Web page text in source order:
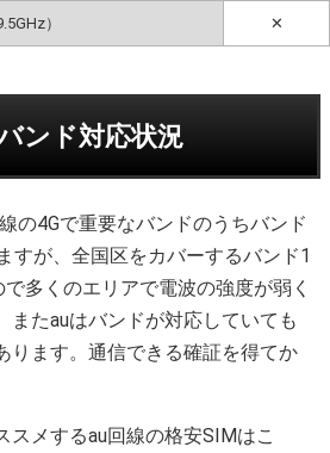
） ✕
ンド対応状況
の4Gで重要なバンドのうちバンド
すが、全国区をカバーするバンド1
多くのエリアで電波の強度が弱く
またauはバンドが対応していても
ります。通信できる確証を得てか
メするau回線の格安SIMはこ